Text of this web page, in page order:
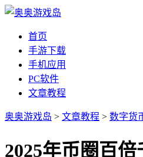
首页
手游下载
手机应用
PC软件
文章教程
奥奥游戏岛 > 文章教程 > 数字货
2025年币圈百